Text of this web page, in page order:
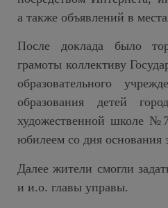
а также объявлений в
После доклада было
грамоты коллективу
образовательного
образования детей
художественной школе
юбилеем со дня основания
Далее жители смогли
и и.о. главы управы.